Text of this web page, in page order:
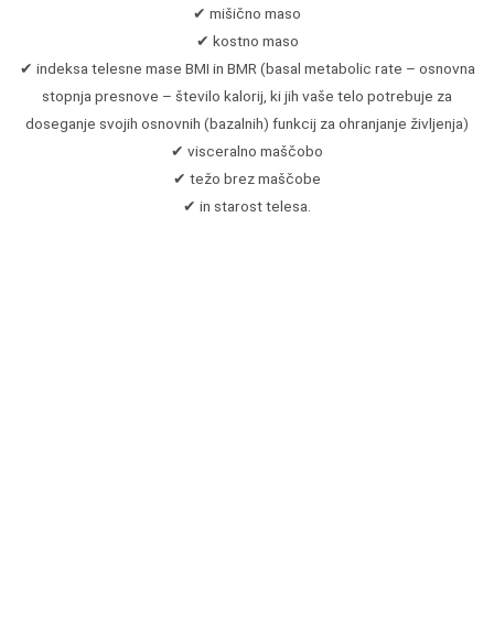
✔ mišično maso
✔ kostno maso
✔ indeksa telesne mase BMI in BMR (basal metabolic rate – osnovna
stopnja presnove – število kalorij, ki jih vaše telo potrebuje za
doseganje svojih osnovnih (bazalnih) funkcij za ohranjanje življenja)
✔ visceralno maščobo
✔ težo brez maščobe
✔ in starost telesa.